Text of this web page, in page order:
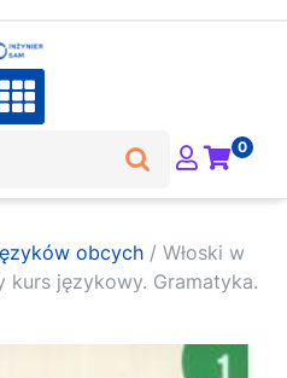
0
obcych / Włoski w
kurs językowy. Gramatyka.